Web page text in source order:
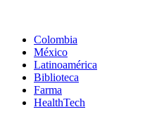
Colombia
México
Latinoamérica
Biblioteca
Farma
HealthTech